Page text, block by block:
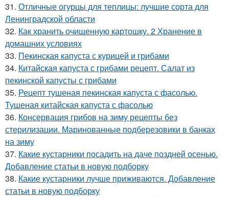
31. Отличные огурцы для теплицы: лучшие сорта для
Ленинградской области
32. Как хранить очищенную картошку. 2 Хранение в
домашних условиях
33. Пекинская капуста с курицей и грибами
34. Китайская капуста с грибами рецепт. Салат из
пекинской капусты с грибами
35. Рецепт тушеная пекинская капуста с фасолью.
Тушеная китайская капуста с фасолью
36. Консервация грибов на зиму рецепты без
стерилизации. Маринованные подберезовики в банках
на зиму
37. Какие кустарники посадить на даче поздней осенью.
Добавление статьи в новую подборку
38. Какие кустарники лучше приживаются. Добавление
статьи в новую подборку